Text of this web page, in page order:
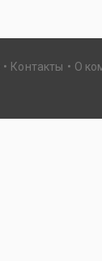
Контакты О